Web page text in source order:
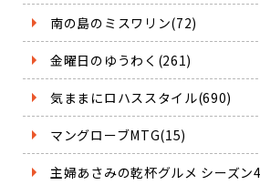
南の島のミスワリン(72)
金曜日のゆうわく(261)
気ままにロハススタイル(690)
マングローブMTG(15)
主婦あさみの乾杯グルメ シーズン